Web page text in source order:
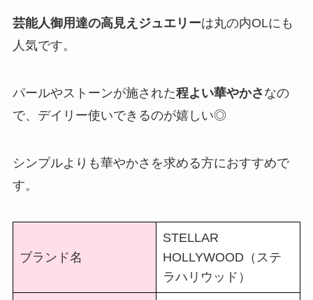
芸能人御用達の高見えジュエリーは丸の内OLにも
人気です。
パールやストーンが施された程よい華やかさ なの
で、デイリー使いできるのが嬉しい◎
シンプルよりも華やかさを求める方におすすめで
す。
ブランド名
STELLAR
HOLLYWOOD（ステ
ラハリウッド）